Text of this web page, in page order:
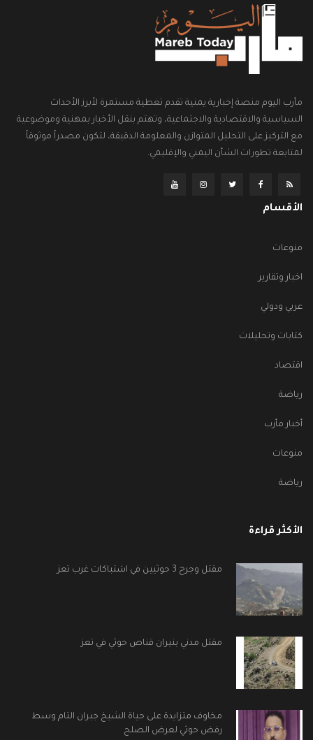
مأرب اليوم منصة إخبارية يمنية تقدم تغطية مستمرة لأبرز الأحداث
السياسية والاقتصادية والاجتماعية، وتهتم بنقل الأخبار بمهنية وموضوعية
مع التركيز على التحليل المتوازن والمعلومة الدقيقة، لتكون مصدراً موثوقاً
لمتابعة تطورات الشأن اليمني والإقليمي.
الأقسام
منوعات
اخبار وتقارير
عربي ودولي
كتابات وتحليلات
اقتصاد
رياضة
أخبار مأرب
منوعات
رياضة
الأكثر قراءة
مقتل وجرح 3 حوثيين في اشتباكات غرب تعز
مقتل مدني بنيران قناص حوثي في تعز
مخاوف متزايدة على حياة الشيخ جبران التام وسط
رفض حوثي لعرض الصلح